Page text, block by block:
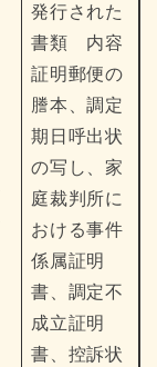
発行された
書類 内容
証明郵便の
謄本、調定
期日呼出状
の写し、家
庭裁判所に
おける事件
係属証明
書、調定不
成立証明
書、控訴状